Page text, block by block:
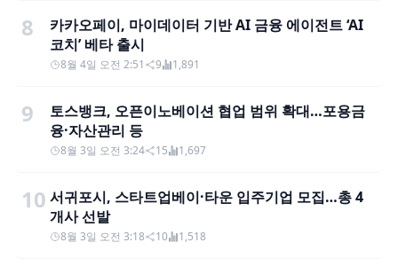
8
카카오페이, 마이데이터 기반 AI 금융 에이전트 ‘AI
코치’ 베타 출시
8월 4일 오전 2:51 9 1,891
9
토스뱅크, 오픈이노베이션 협업 범위 확대…포용금
융·자산관리 등
8월 3일 오전 3:24 15 1,697
10 서귀포시, 스타트업베이·타운 입주기업 모집…총 4
개사 선발
8월 3일 오전 3:18 10 1,518